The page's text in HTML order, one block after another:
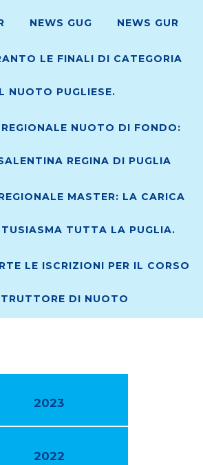
NEWS GUG NEWS GUR
LE FINALI DI CATEGORIA
NUOTO PUGLIESE.
NUOTO DI FONDO:
REGINA DI PUGLIA
MASTER: LA CARICA
TUTTA LA PUGLIA.
LE ISCRIZIONI PER IL CORSO
DI NUOTO
2023
2022